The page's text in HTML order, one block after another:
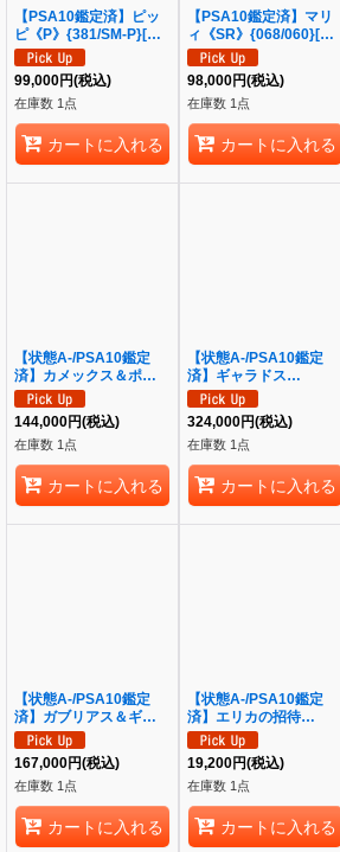
【PSA10鑑定済】ピッ
ピ《P》{381/SM-P}[そ
の他]
99,000円(税込)
在庫数 1点
カートに入れる
【PSA10鑑定済】マリ
ィ《SR》{068/060}[そ
の他]
98,000円(税込)
在庫数 1点
カートに入れる
【状態A-/PSA10鑑定
済】カメックス＆ポッチ
ャマGX(SA)《SR》
{070/064}[その他]
144,000円(税込)
在庫数 1点
カートに入れる
【状態A-/PSA10鑑定
済】ギャラドス
EX《UR》{089/080}[そ
の他]
324,000円(税込)
在庫数 1点
カートに入れる
【状態A-/PSA10鑑定
済】ガブリアス＆ギラテ
ィナGX(SA)《SR》
{060/054}[-]
167,000円(税込)
在庫数 1点
カートに入れる
【状態A-/PSA10鑑定
済】エリカの招待
《SR》{196/165}
[SV2a]
19,200円(税込)
在庫数 1点
カートに入れる